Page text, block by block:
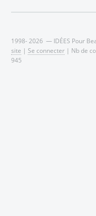
1998- 2026 — IDÉES Pour
site | Se connecter | Nb de
945